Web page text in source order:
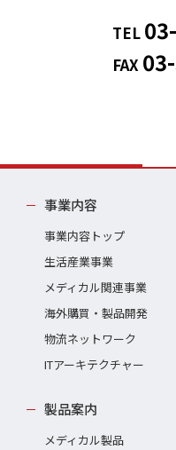
TEL
FAX
事業内容
事業内容トップ
生活産業事業
メディカル関連事業
海外購買・製品開発
物流ネットワーク
ITアーキテクチャー
製品案内
メディカル製品